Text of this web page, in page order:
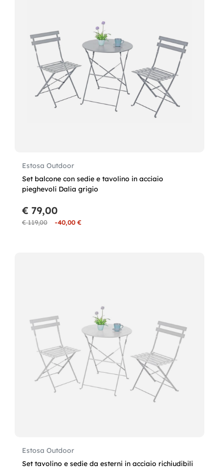
Estosa Outdoor
Set balcone con sedie e tavolino in acciaio
pieghevoli Dalia grigio
€ 119,00 -40,00 €
€ 79,00
Estosa Outdoor
Set tavolino e sedie da esterni in acciaio richiudibili